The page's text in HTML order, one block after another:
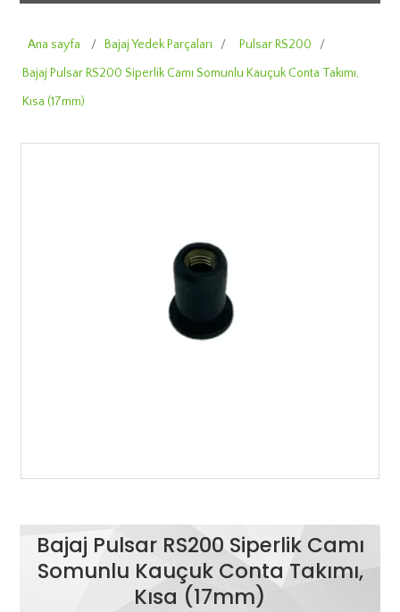
Ana sayfa / Bajaj Yedek Parçaları / Pulsar RS200
/
Bajaj Pulsar RS200 Siperlik Camı Somunlu Kauçuk Conta Takımı,
Kısa (17mm)
Bajaj Pulsar RS200 Siperlik Camı
Somunlu Kauçuk Conta Takımı,
Kısa (17mm)